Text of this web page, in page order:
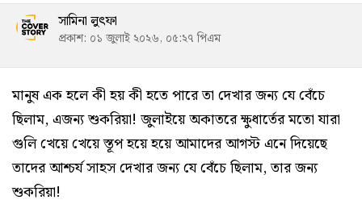
সামিনা লুৎফা
প্রকাশ: ০১ জুলাই ২০২৬, ০৫:২৭ পিএম
মানুষ এক হলে কী হয় কী হতে পারে তা দেখার জন্য যে বেঁচে
ছিলাম, এজন্য শুকরিয়া! জুলাইয়ে অকাতরে ক্ষুধার্তের মতো যারা
গুলি খেয়ে খেয়ে স্তূপ হয়ে হয়ে আমাদের আগস্ট এনে দিয়েছে
তাদের আশ্চর্য সাহস দেখার জন্য যে বেঁচে ছিলাম, তার জন্য
শুকরিয়া!